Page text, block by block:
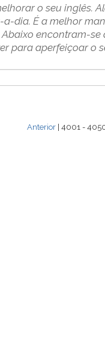
o seu inglês.
dia. É a melhor
encontram-
para aperfeiçoar o
Anterior| 4001 -